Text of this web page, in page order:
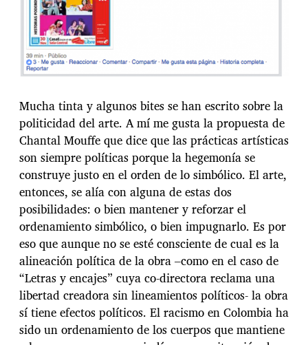
Mucha tinta y algunos bites se han escrito sobre la
politicidad del arte. A mí me gusta la propuesta de
Chantal Mouffe que dice que las prácticas artísticas
son siempre políticas porque la hegemonía se
construye justo en el orden de lo simbólico. El arte,
entonces, se alía con alguna de estas dos
posibilidades: o bien mantener y reforzar el
ordenamiento simbólico, o bien impugnarlo. Es por
eso que aunque no se esté consciente de cual es la
alineación política de la obra –como en el caso de
“Letras y encajes” cuya co-directora reclama una
libertad creadora sin lineamientos políticos- la obra
sí tiene efectos políticos. El racismo en Colombia ha
sido un ordenamiento de los cuerpos que mantiene